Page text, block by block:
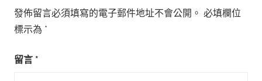
發佈留言必須填寫的電子郵件地址不會公開。 必填欄位
標示為 *
留言 *